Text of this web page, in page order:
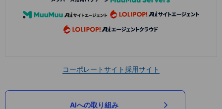
コーポレートサイト採用サイト
AIへの取り組み